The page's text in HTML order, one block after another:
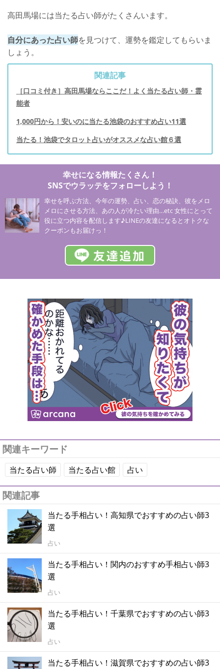
高田馬場には当たる占い師がたくさんいます。
自分にあった占い師を見つけて、運勢を鑑定してもらいま
しょう。
関連記事
［口コミ付き］高田馬場ならここだ！よく当たる占い師・霊
能者
1,000円から！安いのに当たる池袋のおすすめ占い11選
当たる！池袋でタロット占いがオススメな占い館６選
幸せになる情報たくさん！
SNSでウラッテをフォローしよう！
幸せを呼ぶ方法、今年の運勢、占い、恋の秘訣、彼をメロ
メロにさせる方法、あの人が冷たい理由…etc 女性にとって
役に立つ内容を配信します♪LINEの友達になるとオトクな
クーポンもお届けっ！
関連キーワード
当たる占い師 当たる占い館 占い
関連記事
当たる手相占い！高知県でおすすめの占い師3
選
占い
当たる手相占い！関内のおすすめ手相占い師3
選
占い
当たる手相占い！千葉県でおすすめの占い師3
選
占い
当たる手相占い！滋賀県でおすすめの占い師3